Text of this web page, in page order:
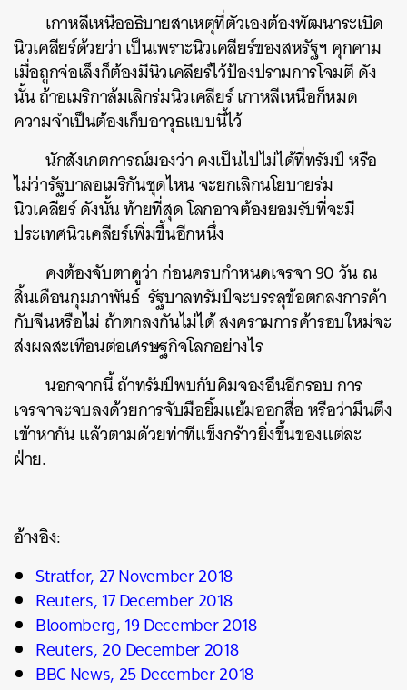
เกาหลีเหนืออธิบายสาเหตุที่ตัวเองต้องพัฒนาระเบิด
นิวเคลียร์ด้วยว่า เป็นเพราะนิวเคลียร์ของสหรัฐฯ คุกคาม
เมื่อถูกจ่อเล็งก็ต้องมีนิวเคลียร์ไว้ป้องปรามการโจมตี ดัง
นั้น ถ้าอเมริกาล้มเลิกร่มนิวเคลียร์ เกาหลีเหนือก็หมด
ความจำเป็นต้องเก็บอาวุธแบบนี้ไว้
นักสังเกตการณ์มองว่า คงเป็นไปไม่ได้ที่ทรัมป์ หรือ
ไม่ว่ารัฐบาลอเมริกันชุดไหน จะยกเลิกนโยบายร่ม
นิวเคลียร์ ดังนั้น ท้ายที่สุด โลกอาจต้องยอมรับที่จะมี
ประเทศนิวเคลียร์เพิ่มขึ้นอีกหนึ่ง
คงต้องจับตาดูว่า ก่อนครบกำหนดเจรจา 90 วัน ณ
สิ้นเดือนกุมภาพันธ์ รัฐบาลทรัมป์จะบรรลุข้อตกลงการค้า
กับจีนหรือไม่ ถ้าตกลงกันไม่ได้ สงครามการค้ารอบใหม่จะ
ส่งผลสะเทือนต่อเศรษฐกิจโลกอย่างไร
นอกจากนี้ ถ้าทรัมป์พบกับคิมจองอึนอีกรอบ การ
เจรจาจะจบลงด้วยการจับมือยิ้มแย้มออกสื่อ หรือว่ามึนตึง
เข้าหากัน แล้วตามด้วยท่าทีแข็งกร้าวยิ่งขึ้นของแต่ละ
ฝ่าย.
อ้างอิง:
Stratfor, 27 November 2018
Reuters, 17 December 2018
Bloomberg, 19 December 2018
Reuters, 20 December 2018
BBC News, 25 December 2018